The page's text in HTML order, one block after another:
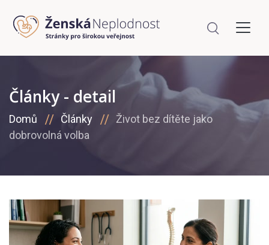
Články - detail
Domů Články
Život bez dítěte jako
dobrovolná volba